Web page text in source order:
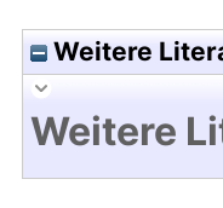
Weitere
Weitere